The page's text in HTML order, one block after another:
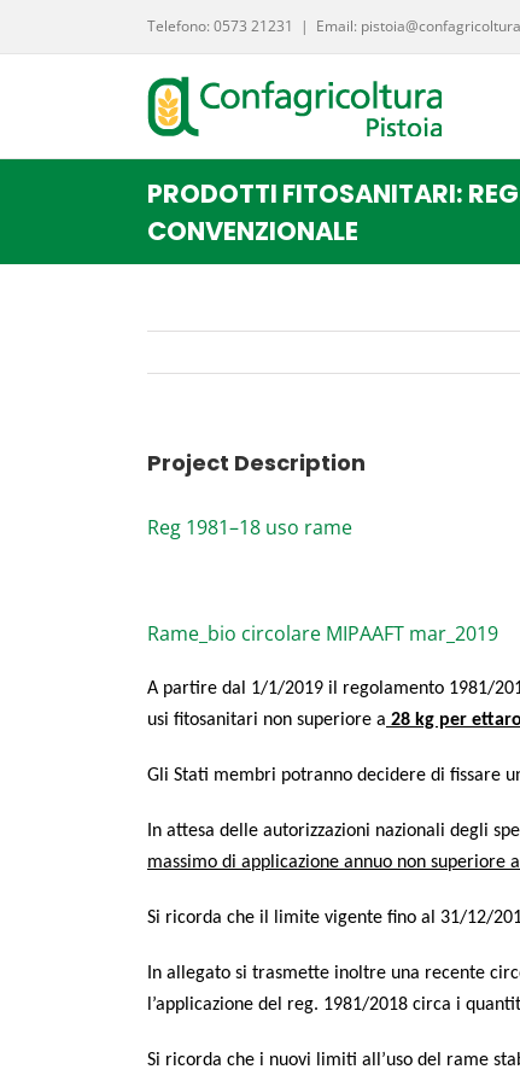
Telefono: 0573 21231 | Email:
PRODOTTI FITOSANITARI:
CONVENZIONALE
Project Description
Reg 1981–18 uso rame
Rame_bio cir­co­la­re MIPAAFT mar_2019
A par­ti­re dal 1/1/2019 il rego­la­men­to 1981/
usi fito­sa­ni­ta­ri non supe­rio­re a 28 kg per
Gli Sta­ti mem­bri potran­no deci­de­re di fis­sa­re
In atte­sa del­le auto­riz­za­zio­ni nazio­na­li degli
mas­si­mo di appli­ca­zio­ne annuo non supe­rio­re
Si ricor­da che il limi­te vigen­te fino al 31/12/
In alle­ga­to si tra­smet­te inol­tre una recen­te
l’applicazione del reg. 1981/2018 cir­ca i
Si ricor­da che i nuo­vi limi­ti all’uso del rame